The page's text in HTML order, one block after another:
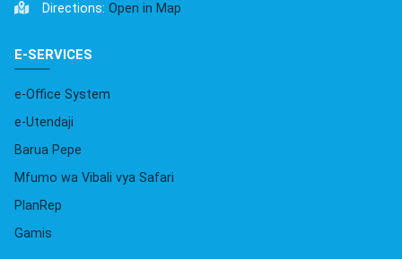
Directions: Open in Map
E-SERVICES
e-Office System
e-Utendaji
Barua Pepe
Mfumo wa Vibali vya Safari
PlanRep
Gamis